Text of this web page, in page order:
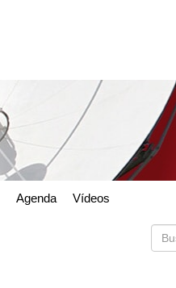
Agenda Vídeos